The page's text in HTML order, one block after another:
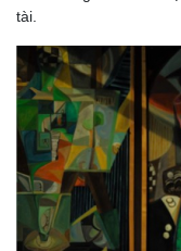
tài.